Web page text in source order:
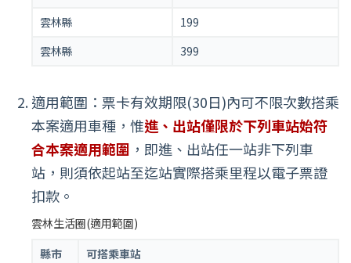
雲林縣
199
雲林縣
399
適用範圍：票卡有效期限(30日)內可不限次數搭乘
本案適用車種，惟進、出站僅限於下列車站始符
合本案適用範圍 ，即進、出站任一站非下列車
站，則須依起站至迄站實際搭乘里程以電子票證
扣款。
雲林生活圈(適用範圍)
縣市
可搭乘車站